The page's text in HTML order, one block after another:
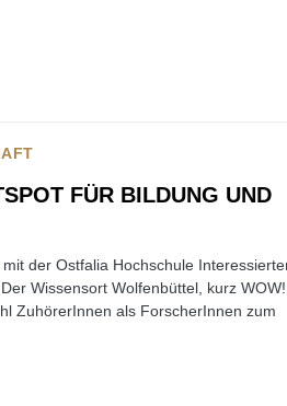
FÜR BILDUNG UND
der Ostfalia Hochschule
Wissensort Wolfenbüttel, kurz
ZuhörerInnen als ForscherInnen zum